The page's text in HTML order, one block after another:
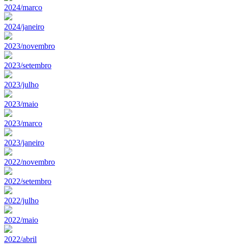
2024/marco
2024/janeiro
2023/novembro
2023/setembro
2023/julho
2023/maio
2023/marco
2023/janeiro
2022/novembro
2022/setembro
2022/julho
2022/maio
2022/abril